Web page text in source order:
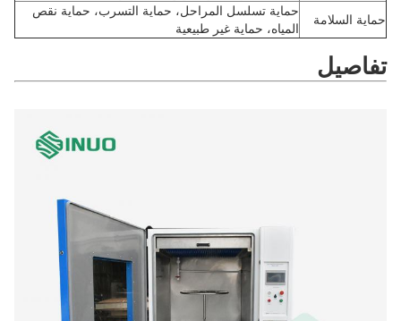
حماية السلامة
حماية تسلسل المراحل، حماية التسرب، حماية نقص
المياه، حماية غير طبيعية
تفاصيل